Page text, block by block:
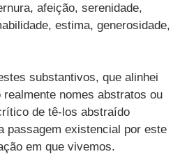
afeição, serenidade,
estima, generosidade,
substantivos, que alinhei
nomes abstratos ou
de tê-los abstraído
passagem existencial por este
em que vivemos.